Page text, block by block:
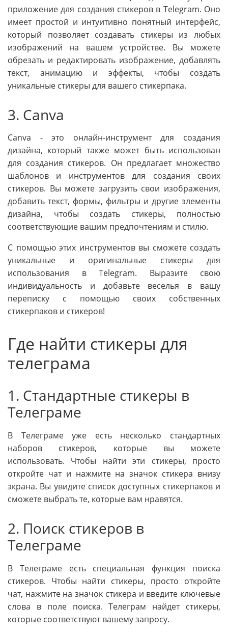
приложение для создания стикеров в Telegram. Оно
имеет простой и интуитивно понятный интерфейс,
который позволяет создавать стикеры из любых
изображений на вашем устройстве. Вы можете
обрезать и редактировать изображение, добавлять
текст, анимацию и эффекты, чтобы создать
уникальные стикеры для вашего стикерпака.
3. Canva
Canva - это онлайн-инструмент для создания
дизайна, который также может быть использован
для создания стикеров. Он предлагает множество
шаблонов и инструментов для создания своих
стикеров. Вы можете загрузить свои изображения,
добавить текст, формы, фильтры и другие элементы
дизайна, чтобы создать стикеры, полностью
соответствующие вашим предпочтениям и стилю.
С помощью этих инструментов вы сможете создать
уникальные и оригинальные стикеры для
использования в Telegram. Выразите свою
индивидуальность и добавьте веселья в вашу
переписку с помощью своих собственных
стикерпаков и стикеров!
Где найти стикеры для
телеграма
1. Стандартные стикеры в
Телеграме
В Телеграме уже есть несколько стандартных
наборов стикеров, которые вы можете
использовать. Чтобы найти эти стикеры, просто
откройте чат и нажмите на значок стикера внизу
экрана. Вы увидите список доступных стикерпаков и
сможете выбрать те, которые вам нравятся.
2. Поиск стикеров в
Телеграме
В Телеграме есть специальная функция поиска
стикеров. Чтобы найти стикеры, просто откройте
чат, нажмите на значок стикера и введите ключевые
слова в поле поиска. Телеграм найдет стикеры,
которые соответствуют вашему запросу.